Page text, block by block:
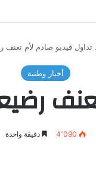
تداول فيديو صادم لأم
أخبار وطنية
4٬090 دقيقة واحدة